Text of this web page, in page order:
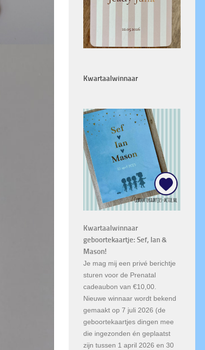
Kwartaalwinnaar
Kwartaalwinnaar
geboortekaartje: Sef, Ian &
Mason!
Je mag mij een privé berichtje
sturen voor de Prenatal
cadeaubon van €10,00.
Nieuwe winnaar wordt bekend
gemaakt op 7 juli 2026 (de
geboortekaartjes dingen mee
die ingezonden én geplaatst
zijn tussen 1 april 2026 en 30